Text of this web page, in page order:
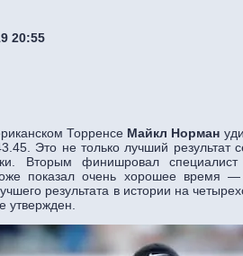
20:55
Торренсе Майкл Норман
Это не только лучший результат
Вторым финишровал
показал очень хорошее время
результата в истории на
утвержден.